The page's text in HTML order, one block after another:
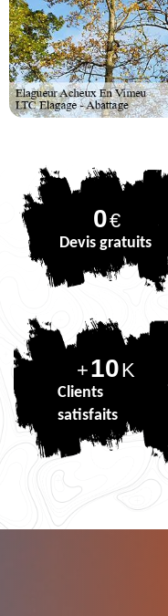
0€
Devis gratuits
+10K
Clients
satisfaits